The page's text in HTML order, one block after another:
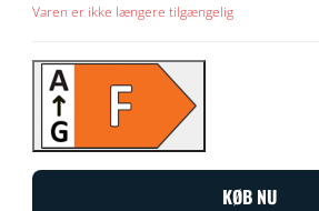
med 16 millioner farver og varmt til
lyset, der passer til dine daglige
og fjernstyre lamperne via din
din stemme, selv når du er væk fra
lyskilder opretter forbindelse til din
Fi-forbindelse uden behov for ekstra
Varen er ikke længere tilgængelig
KØB NU